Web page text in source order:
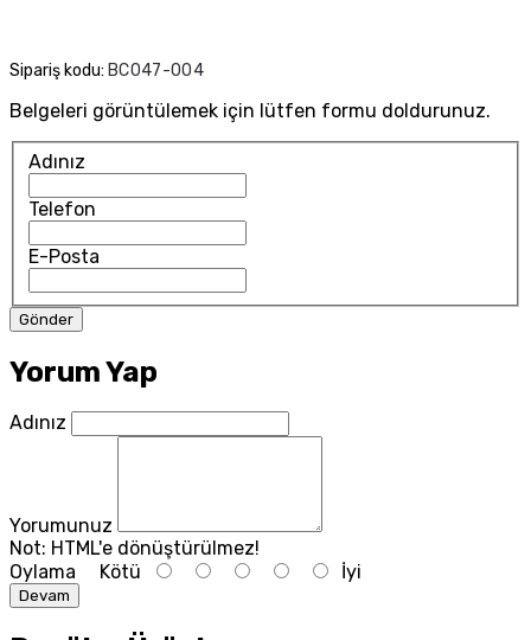
Sipariş kodu: BC047-004
Belgeleri görüntülemek için lütfen formu doldurunuz.
Adınız
Telefon
E-Posta
Yorum Yap
Adınız
Yorumunuz
Not: HTML'e dönüştürülmez!
Oylama Kötü İyi
Devam